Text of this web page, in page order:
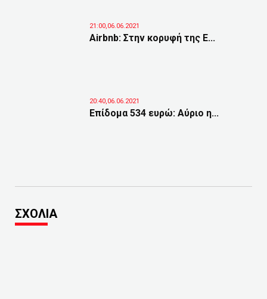
21:00,06.06.2021
Airbnb: Στην κορυφή της Ε...
20:40,06.06.2021
Επίδομα 534 ευρώ: Αύριο η...
ΣΧΟΛΙΑ